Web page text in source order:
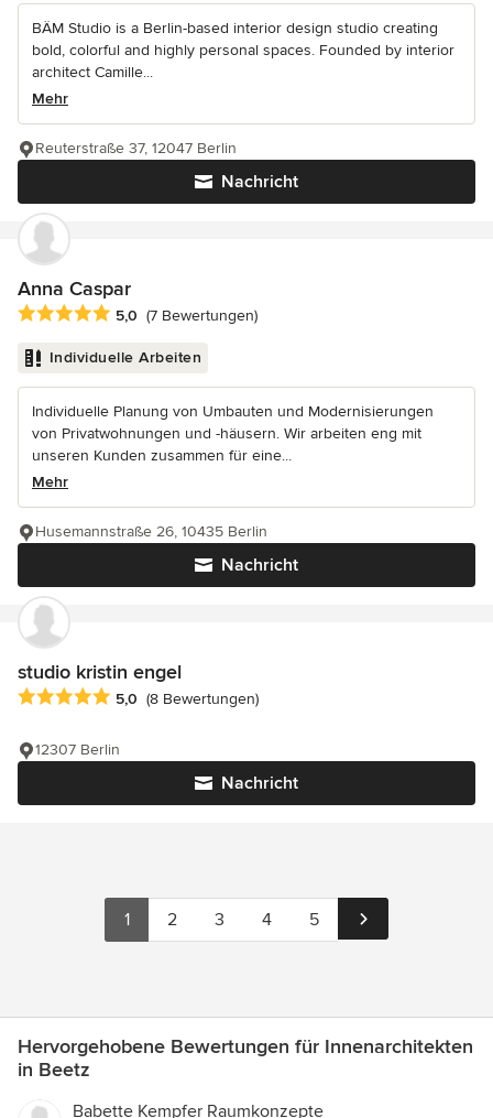
BÄM Studio is a Berlin-based interior design studio creating
bold, colorful and highly personal spaces. Founded by interior
architect Camille...
Mehr
Nachricht
Reuterstraße 37, 12047 Berlin
Anna Caspar
Durchschnittliche Bewertung: 5 von 5 Sternen
5,0 (7 Bewertungen)
Individuelle Arbeiten
Individuelle Planung von Umbauten und Modernisierungen
von Privatwohnungen und -häusern. Wir arbeiten eng mit
unseren Kunden zusammen für eine...
Mehr
Nachricht
Husemannstraße 26, 10435 Berlin
studio kristin engel
Durchschnittliche Bewertung: 5 von 5 Sternen
5,0 (8 Bewertungen)
Nachricht
12307 Berlin
1 2 3 4 5
Hervorgehobene Bewertungen für Innenarchitekten
in Beetz
Babette Kempfer Raumkonzepte